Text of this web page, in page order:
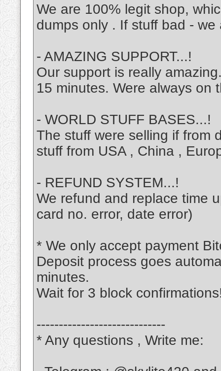
We are 100% legit shop,
dumps only . If stuff bad -
- AMAZING SUPPORT...!
Our support is really
15 minutes. Were always on
- WORLD STUFF BASES...!
The stuff were selling if from
stuff from USA , China ,
- REFUND SYSTEM...!
We refund and replace time
card no. error, date error)
* We only accept payment
Deposit process goes
minutes.
Wait for 3 block
-----------------------------
* Any questions , Write me: